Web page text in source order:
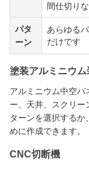
間仕切り
パタ
ーン
あらゆる
だけです
塗装アルミニウ
アルミニウム中空
ー、天井、スクリ
ターンを選択する
めに作成できます。
CNC切断機